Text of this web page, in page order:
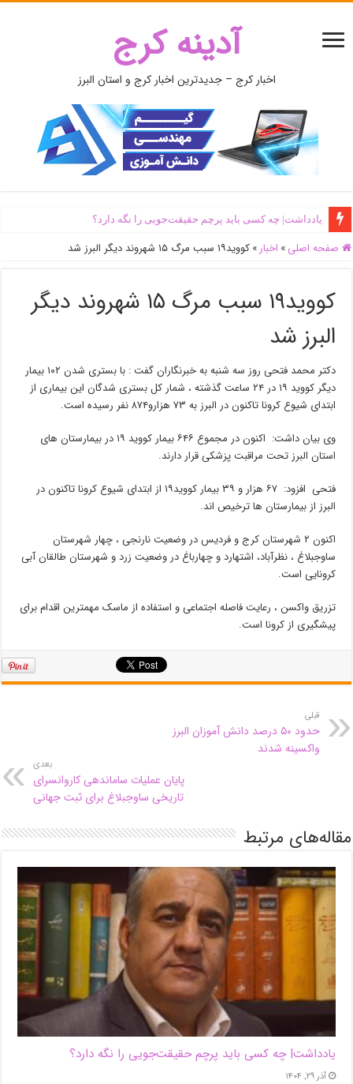
آدینه کرج
اخبار کرج – جدیدترین اخبار کرج و استان البرز
یادداشت| ‌چه کسی باید پرچم حقیقت‌جویی را نگه دارد؟
صفحه اصلی » اخبار » کووید۱۹ سبب مرگ ۱۵ شهروند دیگر البرز شد
کووید۱۹ سبب مرگ ۱۵ شهروند دیگر
البرز شد
دکتر محمد فتحی روز سه شنبه به خبرنگاران گفت : با بستری شدن ۱۰۲ بیمار
دیگر کووید ۱۹ در ۲۴ ساعت گذشته ، شمار کل بستری شدگان این بیماری از
ابتدای شیوع کرونا تاکنون در البرز به ۷۳ هزارو۸۷۴ نفر رسیده است.
وی بیان داشت: اکنون در مجموع ۶۴۶ بیمار کووید ۱۹ در بیمارستان های
استان البرز تحت مراقبت پزشکی قرار دارند.
فتحی افزود: ۶۷ هزار و ۳۹ بیمار کووید۱۹ از ابتدای شیوع کرونا تاکنون در
البرز از بیمارستان ها ترخیص اند.
اکنون ۲ شهرستان کرج و فردیس در وضعیت نارنجی ، چهار شهرستان
ساوجبلاغ ، نظرآباد، اشتهارد و چهارباغ در وضعیت زرد و شهرستان طالقان آبی
کرونایی است.
تزریق واکسن ، رعایت فاصله اجتماعی و استفاده از ماسک مهمترین اقدام برای
پیشگیری از کرونا است.
قبلی
حدود ۵۰ درصد دانش آموزان البرز
واکسینه شدند
بعدی
پایان عملیات ساماندهی کاروانسرای
تاریخی ساوجبلاغ برای ثبت جهانی
مقاله‌های مرتبط
یادداشت| ‌چه کسی باید پرچم حقیقت‌جویی را نگه دارد؟
آذر ۲۹, ۱۴۰۴